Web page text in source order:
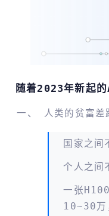
随着2023年新起
人类的贫富差
国家之间
个人之间
一张
10~30万